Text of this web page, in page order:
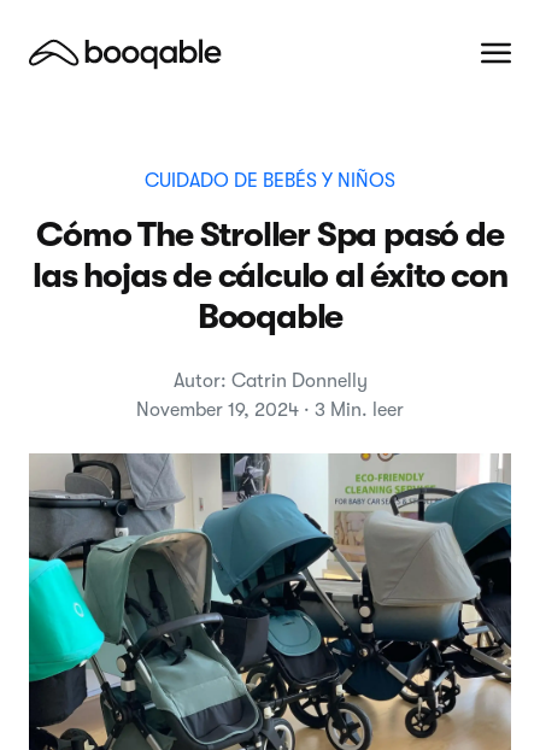
CUIDADO DE BEBÉS Y NIÑOS
Cómo The Stroller Spa pasó de
las hojas de cálculo al éxito con
Booqable
Autor: Catrin Donnelly
November 19, 2024 · 3 Min. leer